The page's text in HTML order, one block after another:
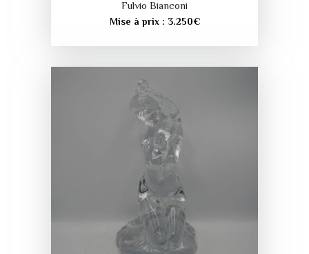
Fulvio Bianconi
Mise à prix : 3.250€